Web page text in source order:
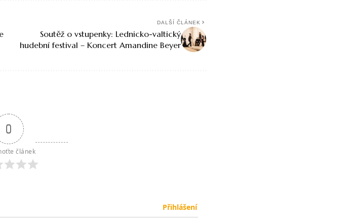
DALŠÍ ČLÁNEK
Soutěž o vstupenky: Lednicko-valtický
hudební festival – Koncert Amandine Beyer
0
článek
Přihlášení